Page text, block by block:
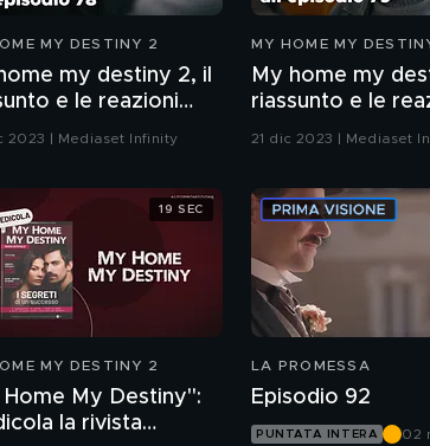
MY DESTINY 2
my destiny 2, il
e le reazioni
78
2023 | Mediaset Infinity
MY HOME MY
My home my
riassunto e le
all'episodio 79
21 dic 2023 | Mediaset
MY DESTINY 2
My Destiny":
la rivista
19 SEC
LA PROMESSA
Episodio 92
PUNTATA INTERA
02